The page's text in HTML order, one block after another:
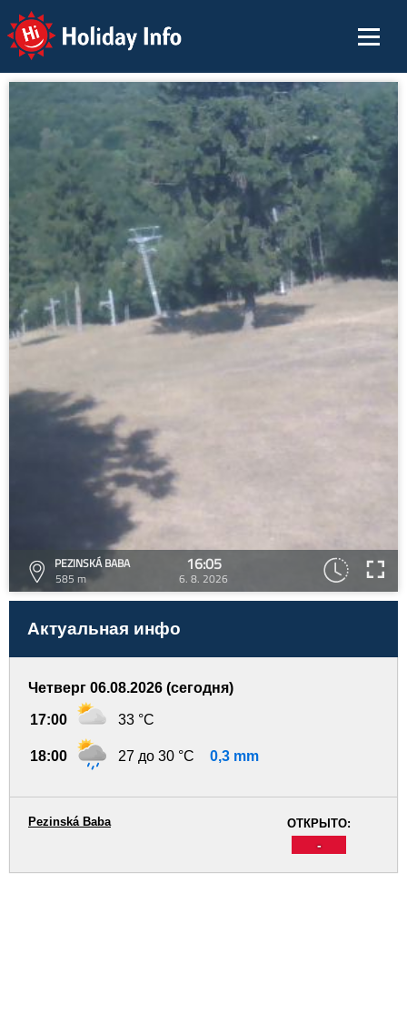
Holiday Info
PEZINSKÁ BABA
585 m
16:05
6. 8. 2026
Актуальная инфо
Четверг 06.08.2026 (сегодня)
17:00 33 °C
18:00 27 до 30 °C 0,3 mm
ОТКРЫТО:
-
Pezinská Baba